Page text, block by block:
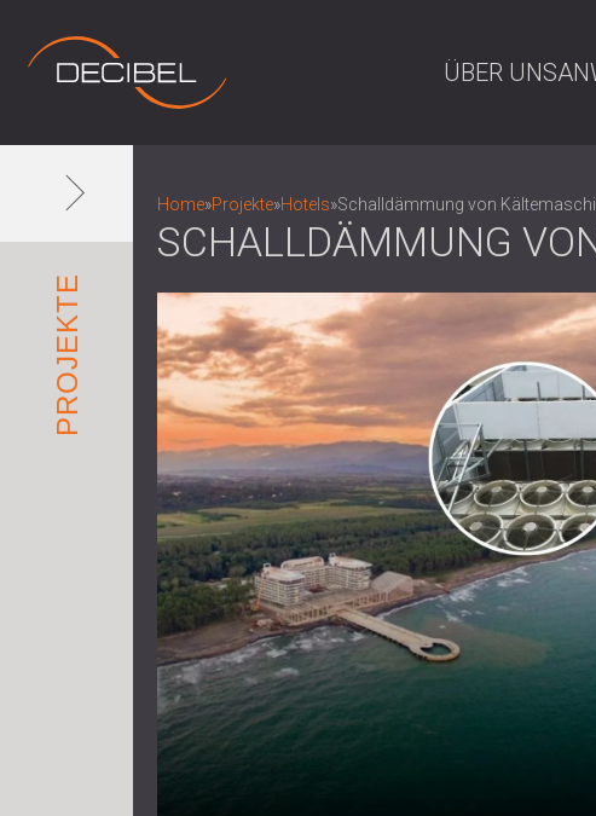
ÜBER UNS
PROJEKTE
Home»Projekte»Hotels»Schalldämmung von
SCHALLDÄMMUNG